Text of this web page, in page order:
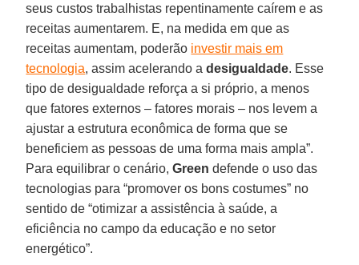
seus custos trabalhistas repentinamente caírem e as
receitas aumentarem. E, na medida em que as
receitas aumentam, poderão investir mais em
tecnologia, assim acelerando adesigualdade. Esse
tipo de desigualdade reforça a si próprio, a menos
que fatores externos – fatores morais – nos levem a
ajustar a estrutura econômica de forma que se
beneficiem as pessoas de uma forma mais ampla”.
Para equilibrar o cenário,Green defende o uso das
tecnologias para “promover os bons costumes” no
sentido de “otimizar a assistência à saúde, a
eficiência no campo da educação e no setor
energético”.